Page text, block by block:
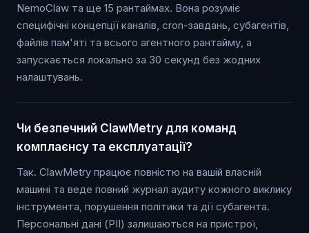
NemoClaw та ще 15 рантаймах. Вона розуміє
специфічні концепції каналів, cron-завдань, субагентів,
файлів пам'яті та всього агентного рантайму, а
запускається локально за 30 секунд без жодних
налаштувань.
Чи безпечний ClawMetry для команд
комплаєнсу та експлуатації?
Так. ClawMetry працює повністю на вашій власній
машині та веде повний журнал аудиту кожного виклику
інструмента, порушення політики та дії субагента.
Персональні дані (PII) залишаються на пристрої,